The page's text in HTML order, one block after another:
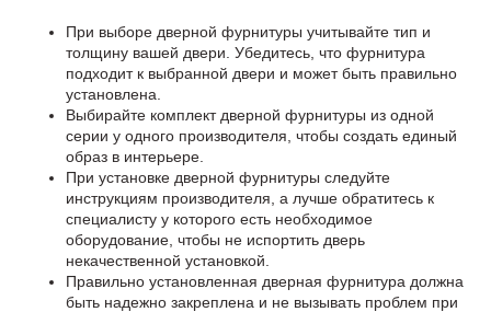
При выборе дверной фурнитуры учитывайте тип и
толщину вашей двери. Убедитесь, что фурнитура
подходит к выбранной двери и может быть правильно
установлена.
Выбирайте комплект дверной фурнитуры из одной
серии у одного производителя, чтобы создать единый
образ в интерьере.
При установке дверной фурнитуры следуйте
инструкциям производителя, а лучше обратитесь к
специалисту у которого есть необходимое
оборудование, чтобы не испортить дверь
некачественной установкой.
Правильно установленная дверная фурнитура должна
быть надежно закреплена и не вызывать проблем при